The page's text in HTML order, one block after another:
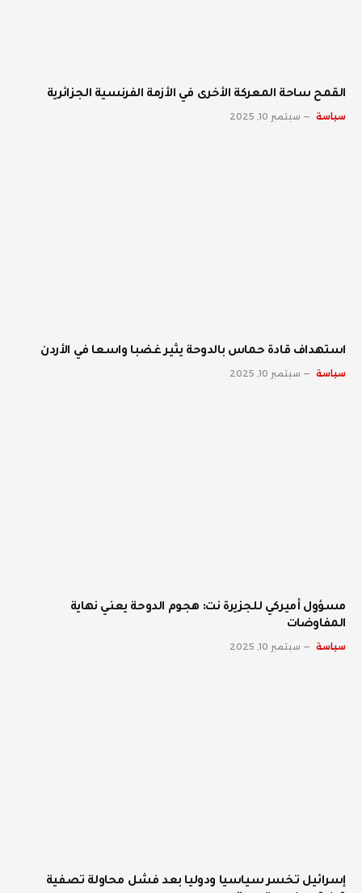
القمح ساحة المعركة الأخرى في الأزمة الفرنسية الجزائرية
سياسة سبتمبر 10, 2025
استهداف قادة حماس بالدوحة يثير غضبا واسعا في الأردن
سياسة سبتمبر 10, 2025
مسؤول أميركي للجزيرة نت: هجوم الدوحة يعني نهاية
المفاوضات
سياسة سبتمبر 10, 2025
إسرائيل تخسر سياسيا ودوليا بعد فشل محاولة تصفية